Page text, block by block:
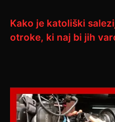
Kako je katoliški
otroke, ki naj bi jih